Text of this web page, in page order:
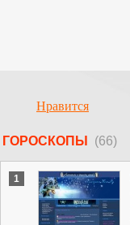
Нравится
ГОРОСКОПЫ (66)
1